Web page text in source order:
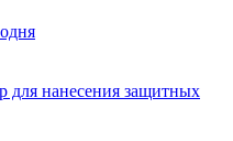
для нанесения защитных